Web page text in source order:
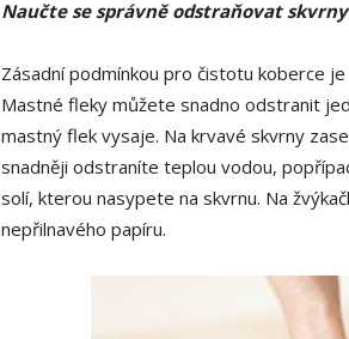
Naučte se správně odstraňovat
Zásadní podmínkou pro čistotu koberce
Mastné fleky můžete snadno odstranit
mastný flek vysaje. Na krvavé skvrny
snadněji odstraníte teplou vodou,
solí, kterou nasypete na skvrnu. Na
nepřilnavého papíru.